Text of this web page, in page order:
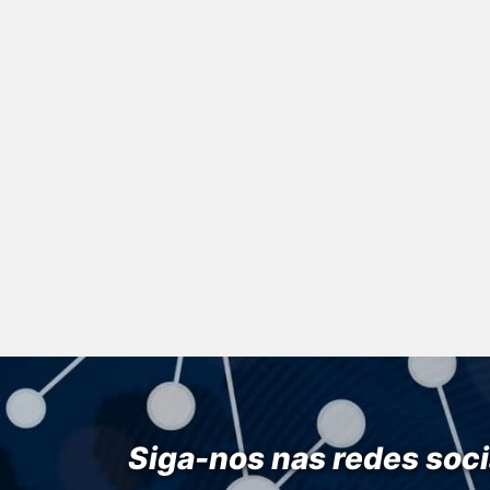
Siga-nos nas redes